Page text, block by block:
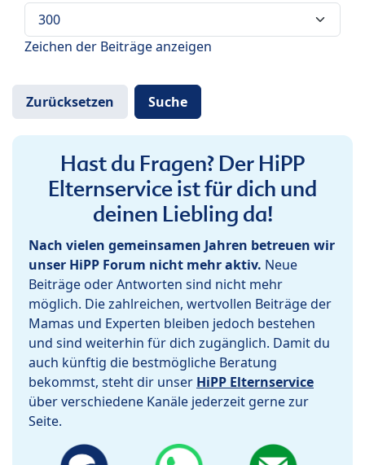
Zeichen der Beiträge anzeigen
Hast du Fragen? Der HiPP
Elternservice ist für dich und
deinen Liebling da!
Nach vielen gemeinsamen Jahren betreuen wir
unser HiPP Forum nicht mehr aktiv. Neue
Beiträge oder Antworten sind nicht mehr
möglich. Die zahlreichen, wertvollen Beiträge der
Mamas und Experten bleiben jedoch bestehen
und sind weiterhin für dich zugänglich. Damit du
auch künftig die bestmögliche Beratung
bekommst, steht dir unser HiPP Elternservice
über verschiedene Kanäle jederzeit gerne zur
Seite.